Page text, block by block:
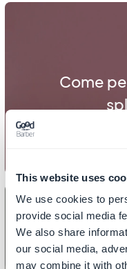
This website uses
We use cookies to
provide social media
We also share
our social media,
may combine it with
Come
Come